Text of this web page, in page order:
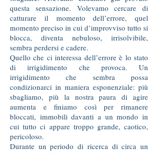
questa sensazione. Volevamo cercare di
catturare il momento dell’errore, quel
momento preciso in cui d’improvviso tutto si
blocca, diventa nebuloso, irrisolvibile,
sembra perdersi e cadere.
Quello che ci interessa dell’errore è lo stato
di irrigidimento che provoca. Un
irrigidimento che sembra possa
condizionarci in maniera esponenziale: più
sbagliamo, più la nostra paura di agire
aumenta e finiamo così per rimanere
bloccati, immobili davanti a un mondo in
cui tutto ci appare troppo grande, caotico,
pericoloso.
Durante un periodo di ricerca di circa un